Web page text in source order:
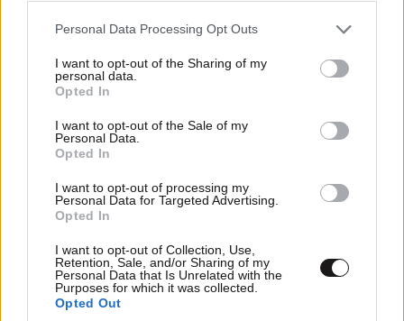
Please note that this website/app uses one or more Google
not limited to your visit or usage behaviour. You may click to
grant or deny consent to Google and its third-party tags to
use your data for below specified purposes in below Google
consent section.
Personal Data Processing Opt Outs
I want to opt-out of the Sharing of my
personal data.
Opted In
I want to opt-out of the Sale of my
Personal Data.
Opted In
I want to opt-out of processing my
Personal Data for Targeted Advertising.
Opted In
I want to opt-out of Collection, Use,
Retention, Sale, and/or Sharing of my
Personal Data that Is Unrelated with the
Purposes for which it was collected.
Opted Out
09·08·2026 09:30
Οι 5 ασκήσεις που πρέπει να κάνετε για μια ζωή
με δύναμη και αυτονομία – Ένα απλό αλλά